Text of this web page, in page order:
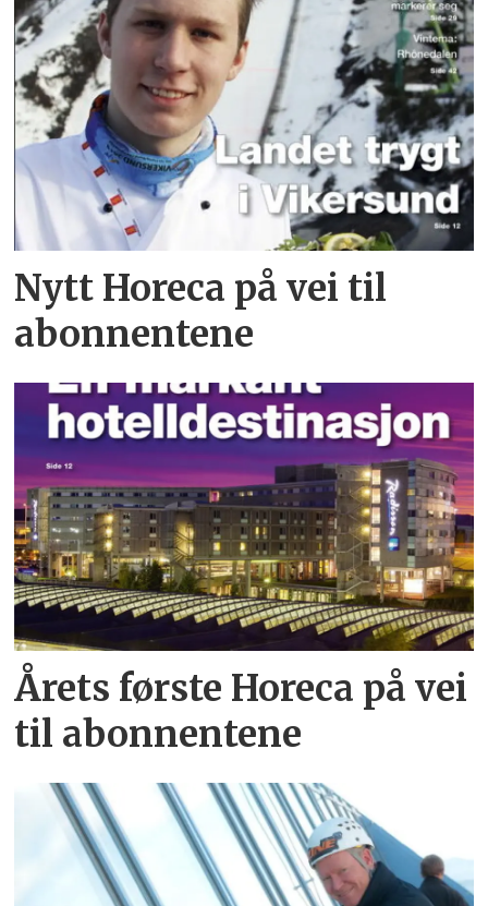
Nytt Horeca på vei til
abonnentene
Årets første Horeca på vei
til abonnentene